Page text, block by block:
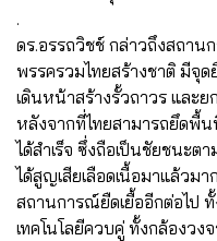
.
ดร.อรรถวิชช์ กล่าวถึงสถา
พรรครวมไทยสร้างชาติ มีจุด
เดินหน้าสร้างรั้วถาวร และย
หลังจากที่ไทยสามารถยึดพื้
ได้สำเร็จ ซึ่งถือเป็นชัยชนะต
ได้สูญเสียเลือดเนื้อมาแล้วม
สถานการณ์ยืดเยื้ออีกต่อไป ทั้
เทคโนโลยีควบคู่ ทั้งกล้องวง